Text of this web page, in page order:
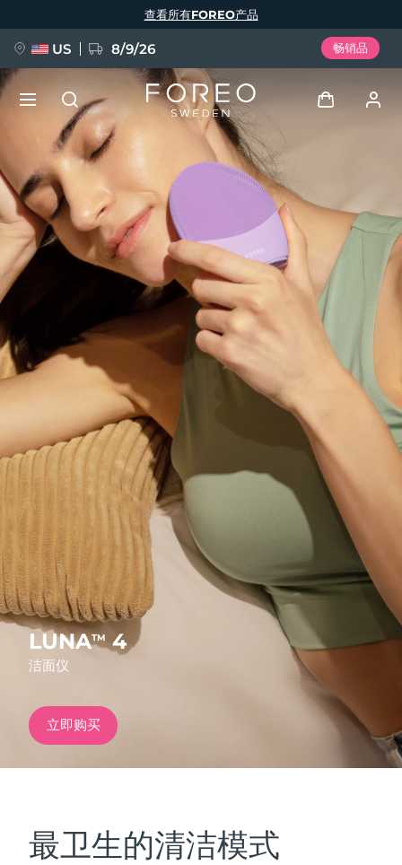
LUNATM4
洁面仪
立即购买
最卫生的清洁模式
查看所有FOREO产品
US 8/9/26 畅销品
用户信息
我的设备
我的订单
我的地址
我的订阅
新品
FAQ™ Pure Beauty-Tech Elixir
BREAKING NEWS
issa™ Teeth Whitening Set
FAQ™ Dual LED Panel
热门产品
特别优惠
红光疗法
语言
English Deutsch
Español
Français
Italiano
Português
Svenska
Русский
Türkçe
简体中文 繁體中文
发货国家
美国 预计送达日期8/9/26
英国 预计送达日期8/8/26
西班牙 8/8/26
澳大利亚 预计送达日期 8/11/26
法国 预计送达日期
德国 预计送达日期
加拿大 预计送达日期 8/12/26
奥地利 预计送达日期